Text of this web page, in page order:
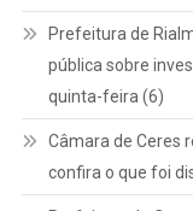
Prefeitura de
pública sobre
quinta-feira (6)
Câmara de Ceres
confira o que foi